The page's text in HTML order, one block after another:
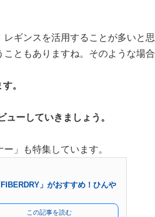
ギンスを活用することが多いと思
ともありますね。そのような場合
。
ーしていきましょう。
」も特集しています。
」がおすすめ！ひんや
この記事を読む